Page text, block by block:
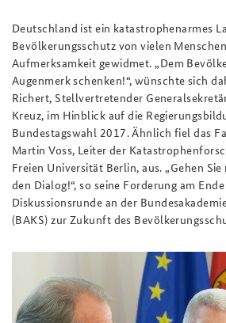
Deutschland ist ein katastrophenarmes
Bevölkerungsschutz von vielen
Aufmerksamkeit gewidmet. „Dem
Augenmerk schenken!“, wünschte sich
Richert, Stellvertretender
Kreuz, im Hinblick auf die
Bundestagswahl 2017. Ähnlich fiel das
Martin Voss, Leiter der
Freien Universität Berlin, aus. „Gehen
den Dialog!“, so seine Forderung am
Diskussionsrunde an der
(BAKS) zur Zukunft des